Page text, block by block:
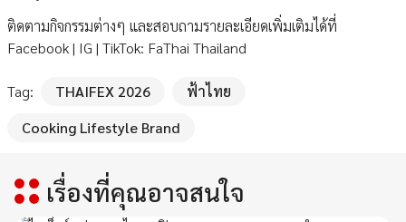
ติดตามกิจกรรมต่างๆ และสอบถามรายละเอียดเพิ่มเติมได้ที่
Facebook | IG | TikTok: FaThai Thailand
Tag: THAIFEX 2026
ฟ้าไทย
Cooking Lifestyle Brand
เรื่องที่คุณอาจสนใจ